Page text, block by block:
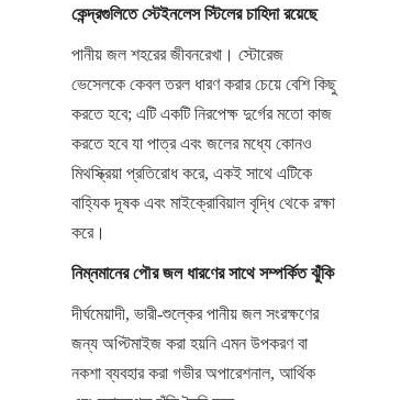
কেন্দ্রগুলিতে স্টেইনলেস স্টিলের চাহিদা রয়েছে
পানীয় জল শহরের জীবনরেখা। স্টোরেজ
ভেসেলকে কেবল তরল ধারণ করার চেয়ে বেশি কিছু
করতে হবে; এটি একটি নিরপেক্ষ দুর্গের মতো কাজ
করতে হবে যা পাত্র এবং জলের মধ্যে কোনও
মিথস্ক্রিয়া প্রতিরোধ করে, একই সাথে এটিকে
বাহ্যিক দূষক এবং মাইক্রোবিয়াল বৃদ্ধি থেকে রক্ষা
করে।
নিম্নমানের পৌর জল ধারণের সাথে সম্পর্কিত ঝুঁকি
দীর্ঘমেয়াদী, ভারী-শুল্কের পানীয় জল সংরক্ষণের
জন্য অপ্টিমাইজ করা হয়নি এমন উপকরণ বা
নকশা ব্যবহার করা গভীর অপারেশনাল, আর্থিক